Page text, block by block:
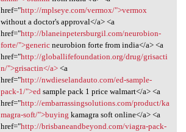
href="http://mplseye.com/vermox/">vermox
without a doctor's approval</a> <a
href="http://blaneinpetersburgil.com/neurobion-
forte/">genericneurobion forte from india</a> <a
href="http://globallifefoundation.org/drug/grisacti
n/">grisactin</a><a
href="http://nwdieselandauto.com/ed-sample-
pack-1/">ed sample pack 1 price walmart</a> <a
href="http://embarrassingsolutions.com/product/ka
magra-soft/">buying kamagra soft online</a> <a
href="http://brisbaneandbeyond.com/viagra-pack-